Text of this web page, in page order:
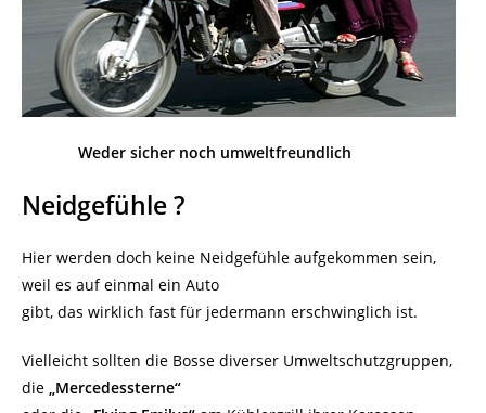
Weder sicher noch umweltfreundlich
Neidgefühle ?
Hier werden doch keine Neidgefühle aufgekommen sein,
weil es auf einmal ein Auto
gibt, das wirklich fast für jedermann erschwinglich ist.
Vielleicht sollten die Bosse diverser Umweltschutzgruppen,
die „Mercedessterne“